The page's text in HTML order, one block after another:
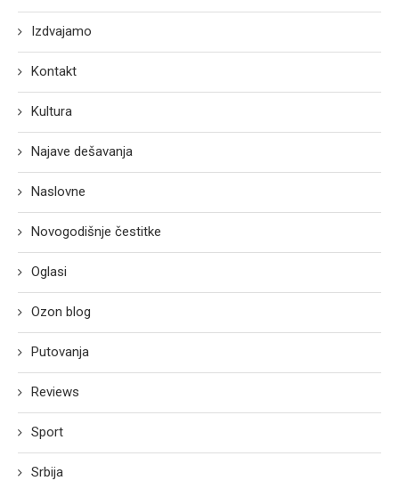
Izdvajamo
Kontakt
Kultura
Najave dešavanja
Naslovne
Novogodišnje čestitke
Oglasi
Ozon blog
Putovanja
Reviews
Sport
Srbija